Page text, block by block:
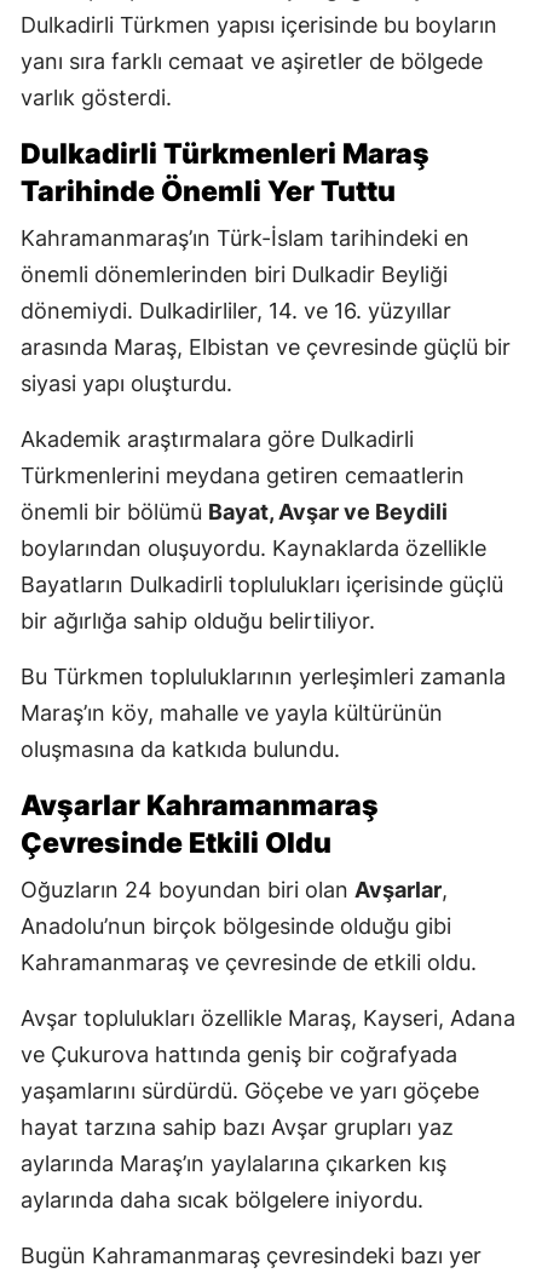
Dulkadirli Türkmen yapısı içerisinde bu boyların
yanı sıra farklı cemaat ve aşiretler de bölgede
varlık gösterdi.
Dulkadirli Türkmenleri Maraş
Tarihinde Önemli Yer Tuttu
Kahramanmaraş’ın Türk-İslam tarihindeki en
önemli dönemlerinden biri Dulkadir Beyliği
dönemiydi. Dulkadirliler, 14. ve 16. yüzyıllar
arasında Maraş, Elbistan ve çevresinde güçlü bir
siyasi yapı oluşturdu.
Akademik araştırmalara göre Dulkadirli
Türkmenlerini meydana getiren cemaatlerin
önemli bir bölümü Bayat, Avşar ve Beydili
boylarından oluşuyordu. Kaynaklarda özellikle
Bayatların Dulkadirli toplulukları içerisinde güçlü
bir ağırlığa sahip olduğu belirtiliyor.
Bu Türkmen topluluklarının yerleşimleri zamanla
Maraş’ın köy, mahalle ve yayla kültürünün
oluşmasına da katkıda bulundu.
Avşarlar Kahramanmaraş
Çevresinde Etkili Oldu
Oğuzların 24 boyundan biri olan Avşarlar,
Anadolu’nun birçok bölgesinde olduğu gibi
Kahramanmaraş ve çevresinde de etkili oldu.
Avşar toplulukları özellikle Maraş, Kayseri, Adana
ve Çukurova hattında geniş bir coğrafyada
yaşamlarını sürdürdü. Göçebe ve yarı göçebe
hayat tarzına sahip bazı Avşar grupları yaz
aylarında Maraş’ın yaylalarına çıkarken kış
aylarında daha sıcak bölgelere iniyordu.
Bugün Kahramanmaraş çevresindeki bazı yer